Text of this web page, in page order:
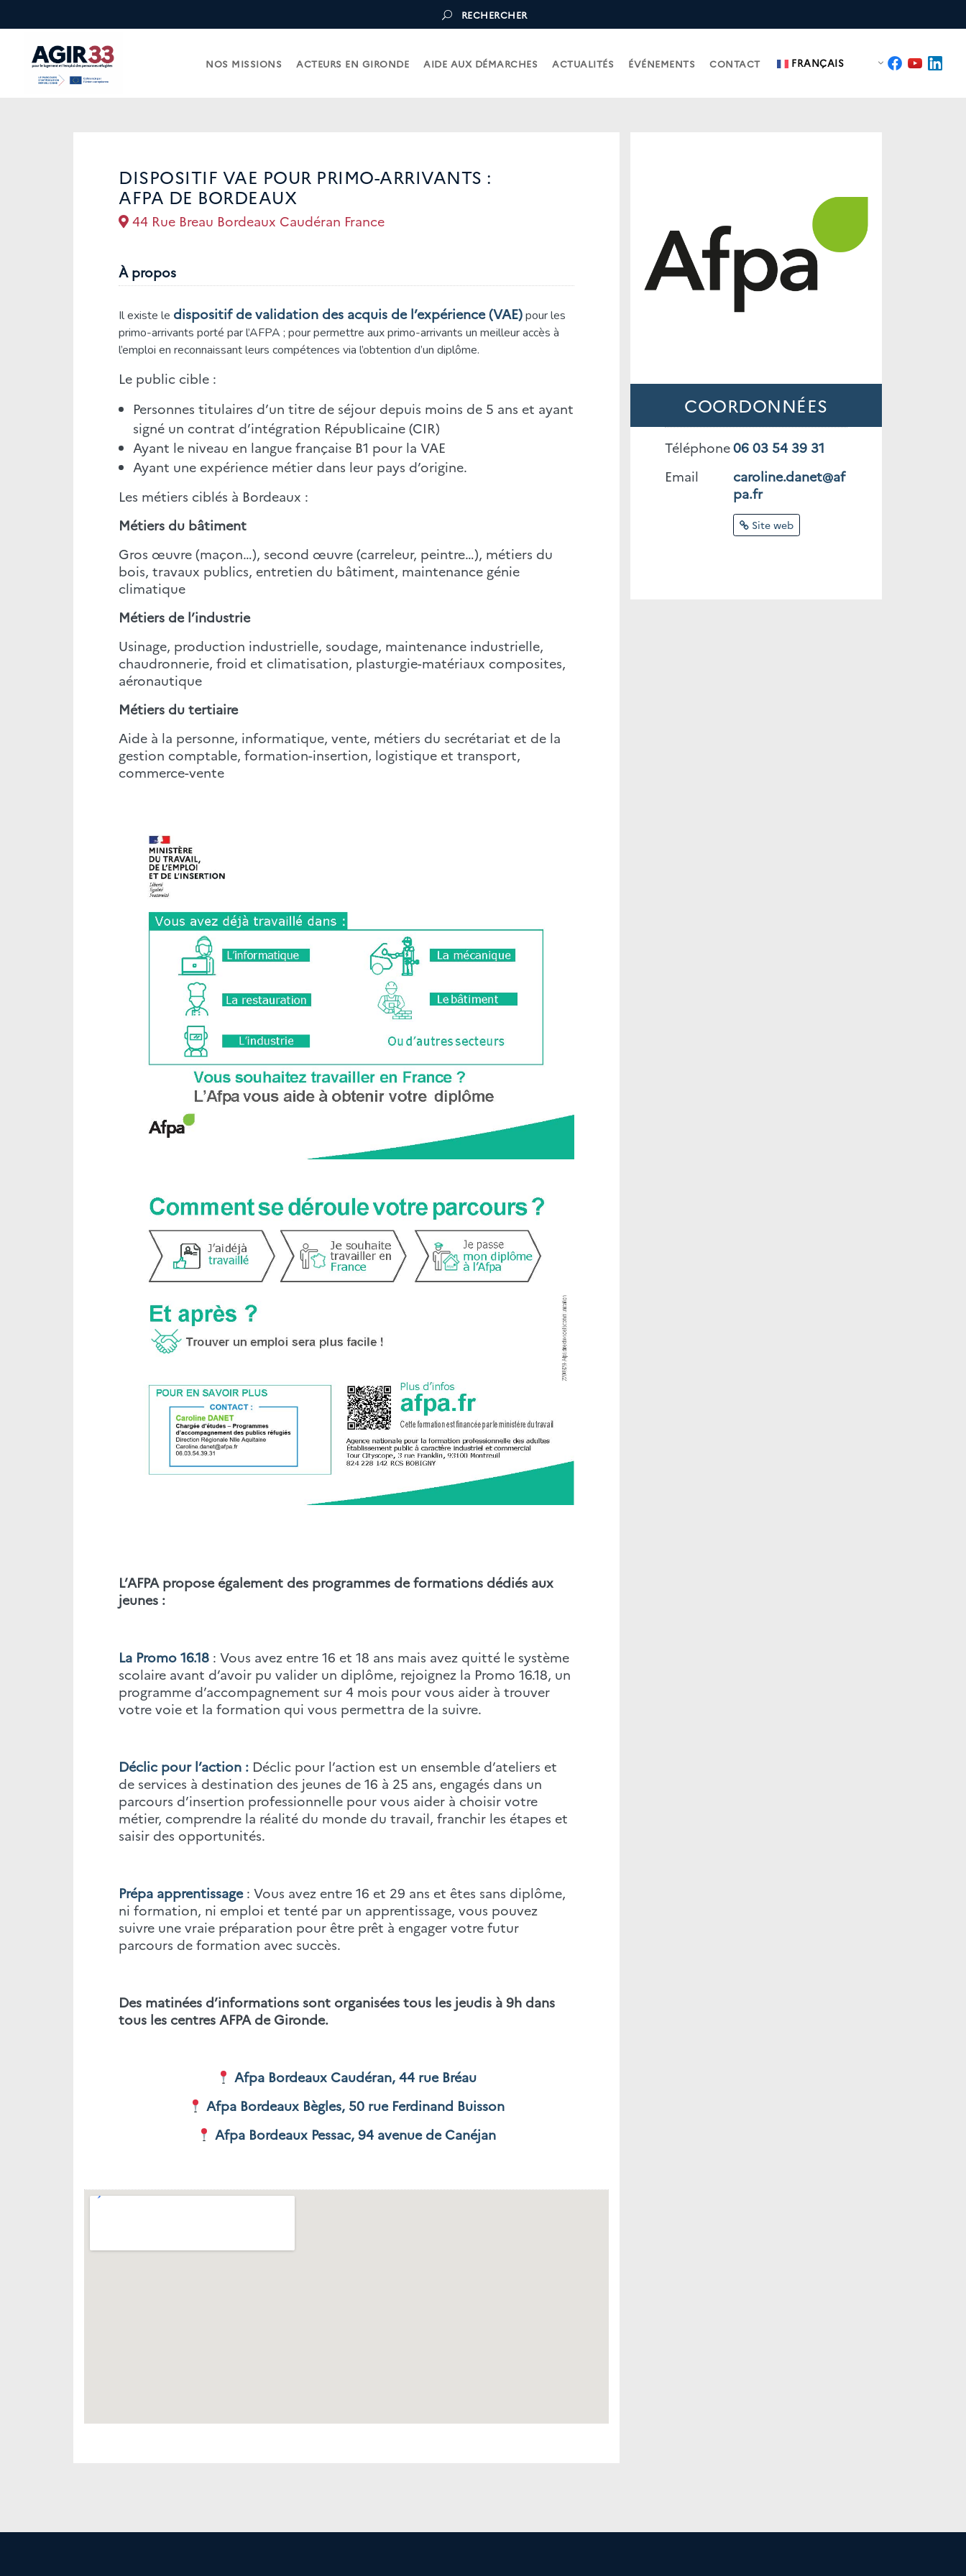
RECHERCHER
NOS MISSIONS ACTEURS EN GIRONDE AIDE AUX DÉMARCHES ACTUALITÉS ÉVÉNEMENTS CONTACT FRANÇAIS
DISPOSITIF VAE POUR PRIMO-ARRIVANTS :
AFPA DE BORDEAUX
44 Rue Breau Bordeaux Caudéran France
À propos
Il existe le dispositif de validation des acquis de l’expérience (VAE)pour les
primo-arrivants porté par l’AFPA ; pour permettre aux primo-arrivants un meilleur accès à
l’emploi en reconnaissant leurs compétences via l’obtention d’un diplôme.
Le public cible :
Personnes titulaires d’un titre de séjour depuis moins de 5 ans et ayant
signé un contrat d’intégration Républicaine (CIR)
Ayant le niveau en langue française B1 pour la VAE
Ayant une expérience métier dans leur pays d’origine.
Les métiers ciblés à Bordeaux :
Métiers du bâtiment
Gros œuvre (maçon…), second œuvre (carreleur, peintre…), métiers du
bois, travaux publics, entretien du bâtiment, maintenance génie
climatique
Métiers de l’industrie
Usinage, production industrielle, soudage, maintenance industrielle,
chaudronnerie, froid et climatisation, plasturgie-matériaux composites,
aéronautique
Métiers du tertiaire
Aide à la personne, informatique, vente, métiers du secrétariat et de la
gestion comptable, formation-insertion, logistique et transport,
commerce-vente
L’AFPA propose également des programmes de formations dédiés aux
jeunes :
La Promo 16.18 : Vous avez entre 16 et 18 ans mais avez quitté le système
scolaire avant d’avoir pu valider un diplôme, rejoignez la Promo 16.18, un
programme d’accompagnement sur 4 mois pour vous aider à trouver
votre voie et la formation qui vous permettra de la suivre.
Déclic pour l’action : Déclic pour l’action est un ensemble d’ateliers et
de services à destination des jeunes de 16 à 25 ans, engagés dans un
parcours d’insertion professionnelle pour vous aider à choisir votre
métier, comprendre la réalité du monde du travail, franchir les étapes et
saisir des opportunités.
Prépa apprentissage : Vous avez entre 16 et 29 ans et êtes sans diplôme,
ni formation, ni emploi et tenté par un apprentissage, vous pouvez
suivre une vraie préparation pour être prêt à engager votre futur
parcours de formation avec succès.
Des matinées d’informations sont organisées tous les jeudis à 9h dans
tous les centres AFPA de Gironde.
Afpa Bordeaux Caudéran, 44 rue Bréau
Afpa Bordeaux Bègles, 50 rue Ferdinand Buisson
Afpa Bordeaux Pessac, 94 avenue de Canéjan
COORDONNÉES
Téléphone06 03 54 39 31
Email
caroline.danet@af
pa.fr
Site web